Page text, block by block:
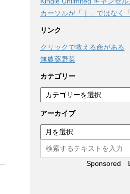
カーソルが「｜」ではなく
リンク
クリックで救える命がある
無農薬野菜
カテゴリー
カ
テ
ゴ
ー
アーカイブ
ー
Sponsored